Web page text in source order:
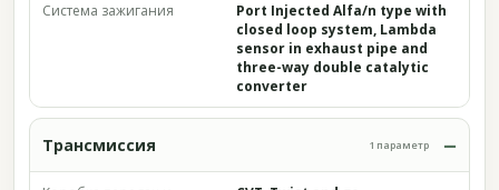
Система зажигания
Port Injected Alfa/n type with
closed loop system, Lambda
sensor in exhaust pipe and
three-way double catalytic
converter
Трансмиссия 1 параметр